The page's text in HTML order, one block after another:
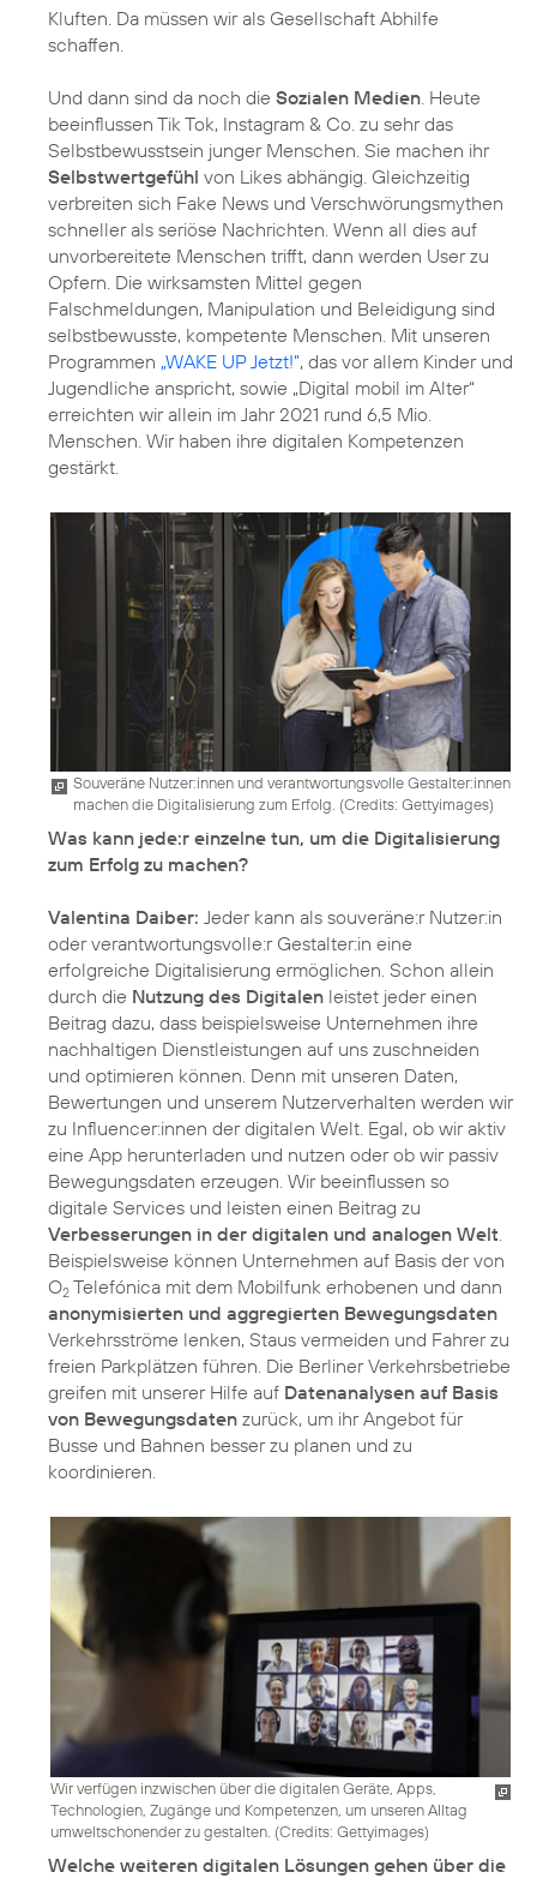
Kluften. Da müssen wir als Gesellschaft Abhilfe
schaffen.
Und dann sind da noch die Sozialen Medien . Heute
beeinflussen Tik Tok, Instagram & Co. zu sehr das
Selbstbewusstsein junger Menschen. Sie machen ihr
Selbstwertgefühl von Likes abhängig. Gleichzeitig
verbreiten sich Fake News und Verschwörungsmythen
schneller als seriöse Nachrichten. Wenn all dies auf
unvorbereitete Menschen trifft, dann werden User zu
Opfern. Die wirksamsten Mittel gegen
Falschmeldungen, Manipulation und Beleidigung sind
selbstbewusste, kompetente Menschen. Mit unseren
Programmen „WAKE UP Jetzt!”, das vor allem Kinder und
Jugendliche anspricht, sowie „Digital mobil im Alter“
erreichten wir allein im Jahr 2021 rund 6,5 Mio.
Menschen. Wir haben ihre digitalen Kompetenzen
gestärkt.
Souveräne Nutzer:innen und verantwortungsvolle Gestalter:innen
machen die Digitalisierung zum Erfolg. (Credits: Gettyimages)
Was kann jede:r einzelne tun, um die Digitalisierung
zum Erfolg zu machen?
Valentina Daiber: Jeder kann als souveräne:r Nutzer:in
oder verantwortungsvolle:r Gestalter:in eine
erfolgreiche Digitalisierung ermöglichen. Schon allein
durch die Nutzung des Digitalen leistet jeder einen
Beitrag dazu, dass beispielsweise Unternehmen ihre
nachhaltigen Dienstleistungen auf uns zuschneiden
und optimieren können. Denn mit unseren Daten,
Bewertungen und unserem Nutzerverhalten werden wir
zu Influencer:innen der digitalen Welt. Egal, ob wir aktiv
eine App herunterladen und nutzen oder ob wir passiv
Bewegungsdaten erzeugen. Wir beeinflussen so
digitale Services und leisten einen Beitrag zu
Verbesserungen in der digitalen und analogen Welt.
Beispielsweise können Unternehmen auf Basis der von
O2 Telefónica mit dem Mobilfunk erhobenen und dann
anonymisierten und aggregierten Bewegungsdaten
Verkehrsströme lenken, Staus vermeiden und Fahrer zu
freien Parkplätzen führen. Die Berliner Verkehrsbetriebe
greifen mit unserer Hilfe auf Datenanalysen auf Basis
von Bewegungsdaten zurück, um ihr Angebot für
Busse und Bahnen besser zu planen und zu
koordinieren.
Wir verfügen inzwischen über die digitalen Geräte, Apps,
Technologien, Zugänge und Kompetenzen, um unseren Alltag
umweltschonender zu gestalten. (Credits: Gettyimages)
Welche weiteren digitalen Lösungen gehen über die